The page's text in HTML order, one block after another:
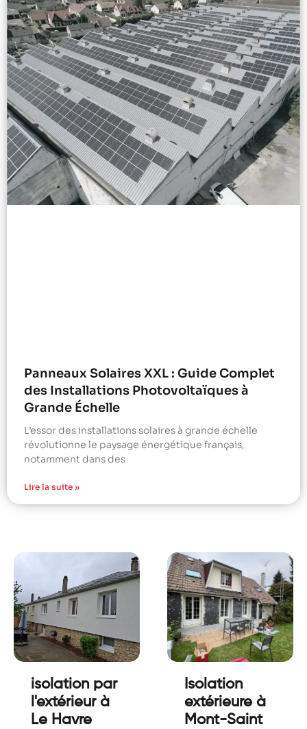
Panneaux Solaires XXL : Guide Complet
des Installations Photovoltaïques à
Grande Échelle
L’essor des installations solaires à grande échelle
révolutionne le paysage énergétique français,
notamment dans des
Lire la suite »
isolation par
l'extérieur à
Le Havre
Isolation
extérieure à
Mont-Saint